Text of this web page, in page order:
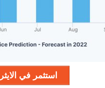
استثمر في